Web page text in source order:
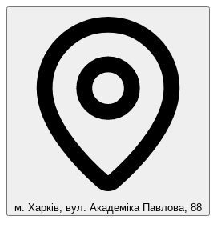
м. Харків, вул. Академіка Павлова, 88